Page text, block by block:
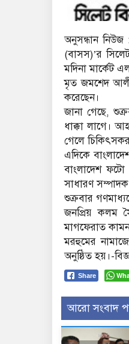
অনুসন্ধান নিউজ
(বাসস)’র
মদিনা মার্কেট
মৃত জমশেদ
করেছেন।
জানা গেছে,
ধাক্কা লাগে।
গেলে
এদিকে
বাংলাদেশ ফটো
সাধারণ
শুক্রবার
জনপ্রিয় কলম
মাগফেরাত
মরহুমের
অনুষ্ঠিত হয়।-
Share
আরো সংবাদ